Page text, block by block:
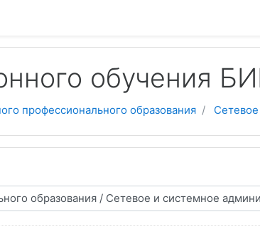
обучения
профессионального образования